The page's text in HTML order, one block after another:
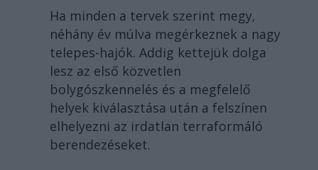
Ha minden a tervek szerint megy,
néhány év múlva megérkeznek a nagy
telepes-hajók. Addig kettejük dolga
lesz az első közvetlen
bolygószkennelés és a megfelelő
helyek kiválasztása után a felszínen
elhelyezni az irdatlan terraformáló
berendezéseket.